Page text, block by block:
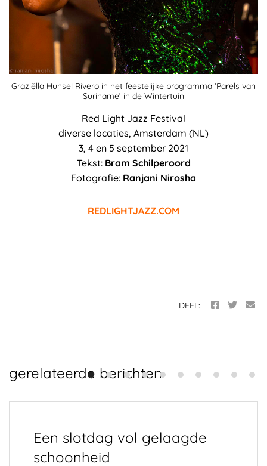
Graziëlla Hunsel Rivero in het feestelijke programma ‘Parels van
Suriname’ in de Wintertuin
Red Light Jazz Festival
diverse locaties, Amsterdam (NL)
3, 4 en 5 september 2021
Tekst:Bram Schilperoord
Fotografie: Ranjani Nirosha
REDLIGHTJAZZ.COM
DEEL:
gerelateerde berichten
Een slotdag vol gelaagde
schoonheid